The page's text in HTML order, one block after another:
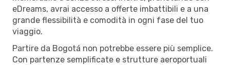
eDreams, avrai accesso a offerte imbattibili e a una
grande flessibilità e comodità in ogni fase del tuo
viaggio.
Partire da Bogotá non potrebbe essere più semplice.
Con partenze semplificate e strutture aeroportuali